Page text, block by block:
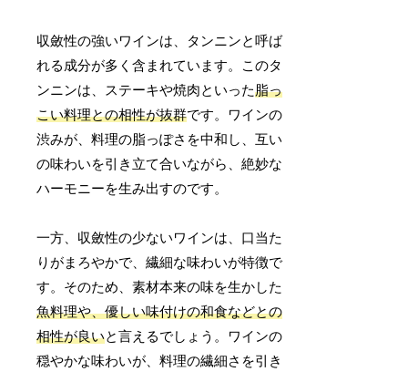
収斂性の強いワインは、タンニンと呼ば
れる成分が多く含まれています。このタ
ンニンは、ステーキや焼肉といった脂っ
こい料理との相性が抜群です。ワインの
渋みが、料理の脂っぽさを中和し、互い
の味わいを引き立て合いながら、絶妙な
ハーモニーを生み出すのです。
一方、収斂性の少ないワインは、口当た
りがまろやかで、繊細な味わいが特徴で
す。そのため、素材本来の味を生かした
魚料理や、優しい味付けの和食などとの
相性が良いと言えるでしょう。ワインの
穏やかな味わいが、料理の繊細さを引き